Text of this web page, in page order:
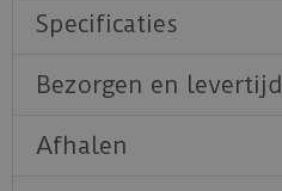
Specificaties
Bezorgen en levertijd
Afhalen